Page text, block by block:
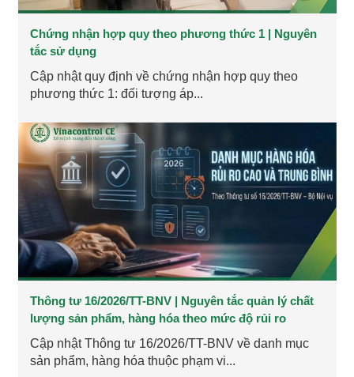
Chứng nhận hợp quy theo phương thức 1 | Nguyên
tắc sử dụng
Cập nhật quy định về chứng nhận hợp quy theo
phương thức 1: đối tượng áp...
Thông tư 16/2026/TT-BNV | Nguyên tắc quản lý chất
lượng sản phẩm, hàng hóa theo mức độ rủi ro
Cập nhật Thông tư 16/2026/TT-BNV về danh mục
sản phẩm, hàng hóa thuộc phạm vi...